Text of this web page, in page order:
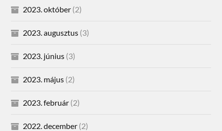
2023. október (2)
2023. augusztus (3)
2023. június (3)
2023. május (2)
2023. február (2)
2022. december (2)